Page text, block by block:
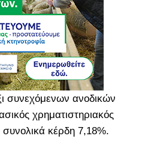
συνεχόμενων ανοδικών
χρηματιστηριακός
συνολικά κέρδη 7,18%.